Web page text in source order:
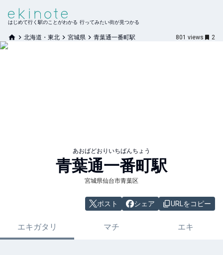
はじめて行く駅のことがわかる 行ってみたい街が見つかる
北海道・東北 宮城県 青葉通一番町駅 801 views 2
あおばどおりいちばんちょう
青葉通一番町駅
宮城県仙台市青葉区
ポスト シェア URLをコピー
エキガタリ マチ エキ